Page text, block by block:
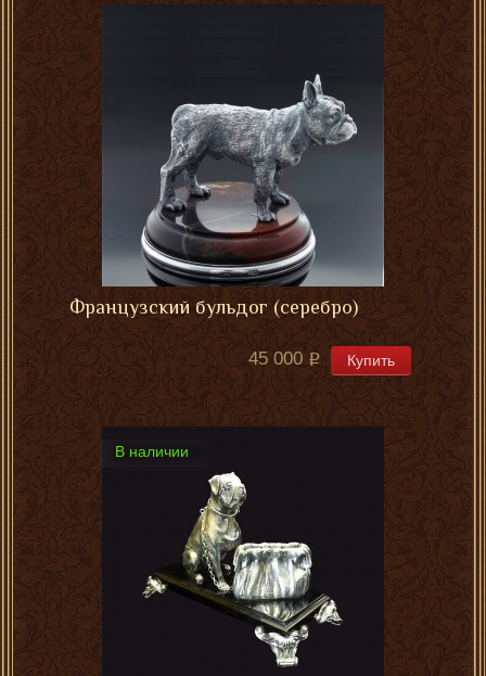
Французский бульдог (серебро)
45 000 Купить
В наличии